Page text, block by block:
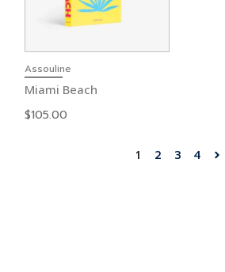
Assouline
Miami Beach
$105.00
1 2 3 4